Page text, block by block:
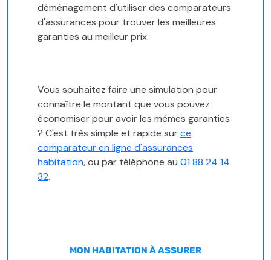
déménagement d'utiliser des comparateurs
d'assurances pour trouver les meilleures
garanties au meilleur prix.
Vous souhaitez faire une simulation pour
connaître le montant que vous pouvez
économiser pour avoir les mêmes garanties
? C'est très simple et rapide surce
comparateur en ligne d'assurances
habitation, ou par téléphone au 01 88 24 14
32.